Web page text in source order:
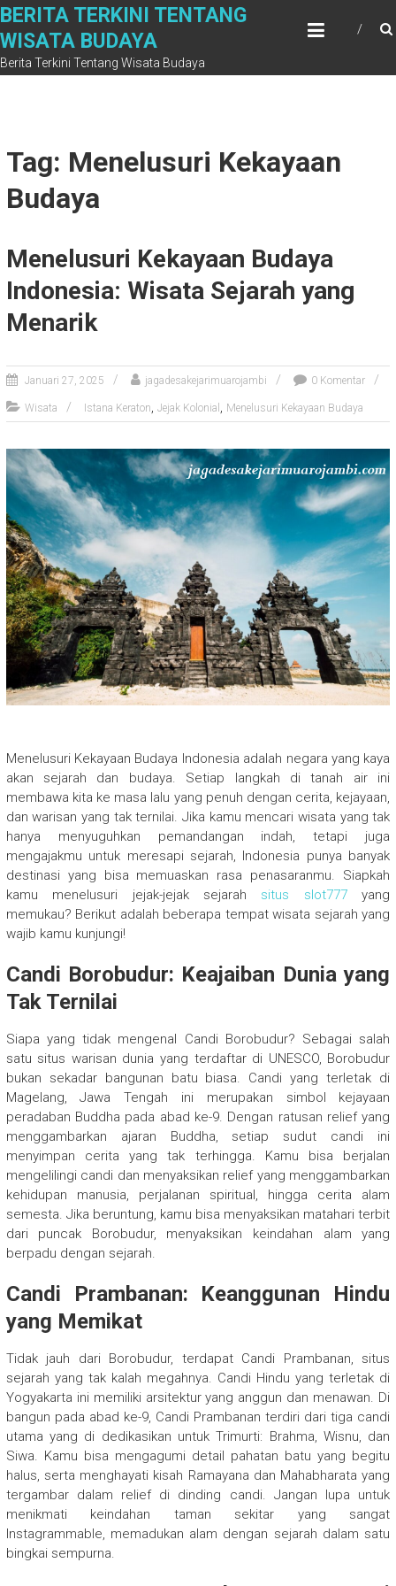
Skip
content
BERITA TERKINI TENTANG
WISATA BUDAYA
Berita Terkini Tentang Wisata Budaya
Tag: Menelusuri Kekayaan
Budaya
Menelusuri Kekayaan Budaya
Indonesia: Wisata Sejarah yang
Menarik
Januari 27, 2025 jagadesakejarimuarojambi 0 Komentar
Wisata Istana Keraton, Jejak Kolonial , Menelusuri Kekayaan Budaya
Menelusuri Kekayaan Budaya Indonesia adalah negara yang kaya
akan sejarah dan budaya. Setiap langkah di tanah air ini
membawa kita ke masa lalu yang penuh dengan cerita, kejayaan,
dan warisan yang tak ternilai. Jika kamu mencari wisata yang tak
hanya menyuguhkan pemandangan indah, tetapi juga
mengajakmu untuk meresapi sejarah, Indonesia punya banyak
destinasi yang bisa memuaskan rasa penasaranmu. Siapkah
kamu menelusuri jejak-jejak sejarah situs slot777yang
memukau? Berikut adalah beberapa tempat wisata sejarah yang
wajib kamu kunjungi!
Candi Borobudur: Keajaiban Dunia yang
Tak Ternilai
Siapa yang tidak mengenal Candi Borobudur? Sebagai salah
satu situs warisan dunia yang terdaftar di UNESCO, Borobudur
bukan sekadar bangunan batu biasa. Candi yang terletak di
Magelang, Jawa Tengah ini merupakan simbol kejayaan
peradaban Buddha pada abad ke-9. Dengan ratusan relief yang
menggambarkan ajaran Buddha, setiap sudut candi ini
menyimpan cerita yang tak terhingga. Kamu bisa berjalan
mengelilingi candi dan menyaksikan relief yang menggambarkan
kehidupan manusia, perjalanan spiritual, hingga cerita alam
semesta. Jika beruntung, kamu bisa menyaksikan matahari terbit
dari puncak Borobudur, menyaksikan keindahan alam yang
berpadu dengan sejarah.
Candi Prambanan: Keanggunan Hindu
yang Memikat
Tidak jauh dari Borobudur, terdapat Candi Prambanan, situs
sejarah yang tak kalah megahnya. Candi Hindu yang terletak di
Yogyakarta ini memiliki arsitektur yang anggun dan menawan. Di
bangun pada abad ke-9, Candi Prambanan terdiri dari tiga candi
utama yang di dedikasikan untuk Trimurti: Brahma, Wisnu, dan
Siwa. Kamu bisa mengagumi detail pahatan batu yang begitu
halus, serta menghayati kisah Ramayana dan Mahabharata yang
tergambar dalam relief di dinding candi. Jangan lupa untuk
menikmati keindahan taman sekitar yang sangat
Instagrammable, memadukan alam dengan sejarah dalam satu
bingkai sempurna.